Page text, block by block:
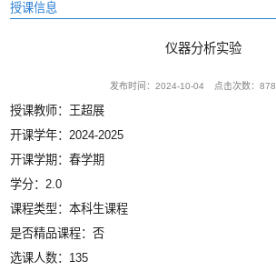
授课信息
仪器分析实验
发布时间：2024-10-04 点击次数：878
授课教师：王超展
开课学年：2024-2025
开课学期：春学期
学分：2.0
课程类型：本科生课程
是否精品课程：否
选课人数：135